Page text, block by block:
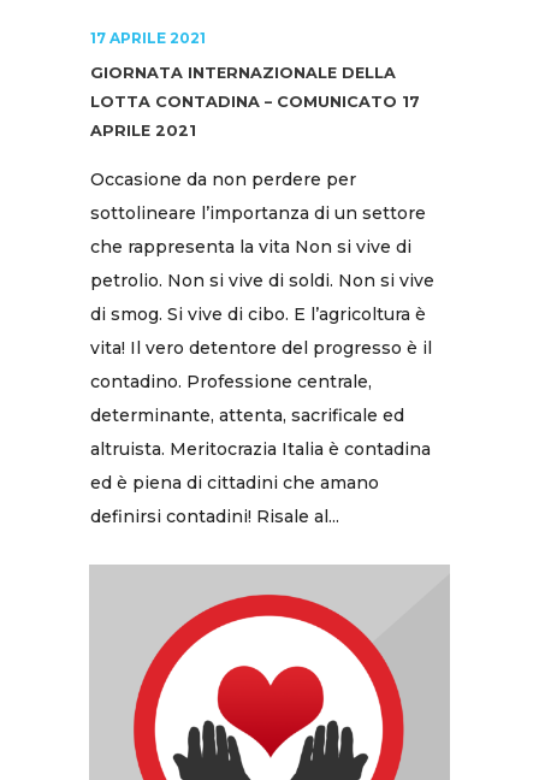
17 APRILE 2021
GIORNATA INTERNAZIONALE DELLA
LOTTA CONTADINA – COMUNICATO 17
APRILE 2021
Occasione da non perdere per
sottolineare l’importanza di un settore
che rappresenta la vita Non si vive di
petrolio. Non si vive di soldi. Non si vive
di smog. Si vive di cibo. E l’agricoltura è
vita! Il vero detentore del progresso è il
contadino. Professione centrale,
determinante, attenta, sacrificale ed
altruista. Meritocrazia Italia è contadina
ed è piena di cittadini che amano
definirsi contadini! Risale al...